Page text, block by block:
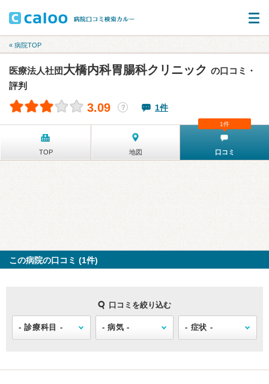
« 病院TOP
医療法人社団大橋内科胃腸科クリニック の口コミ・
評判
3.09 ？ 1件
TOP 地図 口コミ
1件
この病院の口コミ (1件)
口コミを絞り込む